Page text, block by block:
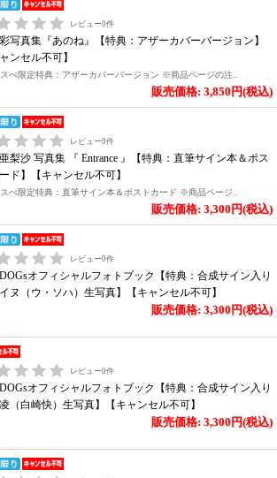
レビュー0件
写真集『あのね』【特典：アザーカバーバージョン】
ャンセル不可】
ぺ限定特典：アザーカバーバージョン ※商品ページの注..
販売価格: 3,850円(税込)
レビュー0件
梨沙 写真集 『 Entrance 』【特典：直筆サイン本＆ポス
ド】【キャンセル不可】
ぺ限定特典：直筆サイン本＆ポストカード ※商品ページ..
販売価格: 3,300円(税込)
レビュー0件
オフィシャルフォトブック【特典：合成サイン入り
ヌ（ウ・ソハ）生写真】【キャンセル不可】
販売価格: 3,300円(税込)
レビュー0件
オフィシャルフォトブック【特典：合成サイン入り
（白崎快）生写真】【キャンセル不可】
販売価格: 3,300円(税込)